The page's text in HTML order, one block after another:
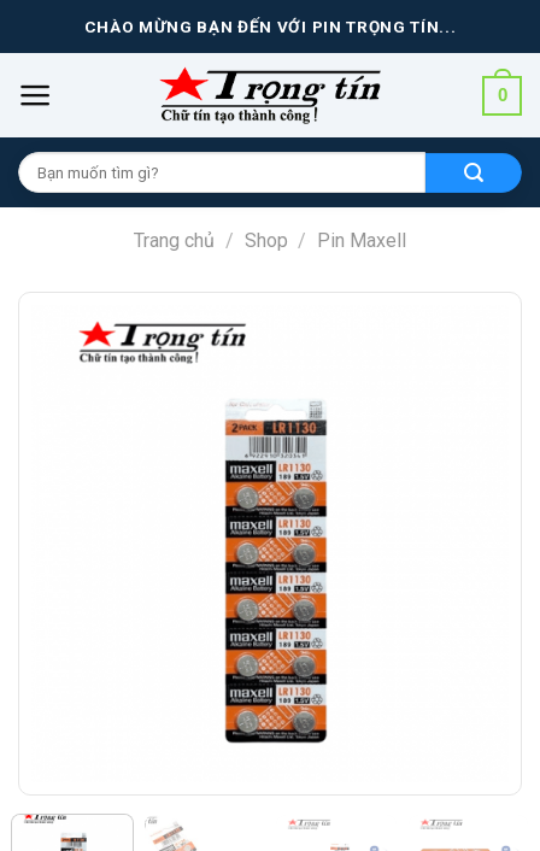
CHÀO MỪNG BẠN ĐẾN VỚI PIN TRỌNG TÍN...
0
Tìm
kiếm
cho:
Trang chủ / Shop / Pin Maxell